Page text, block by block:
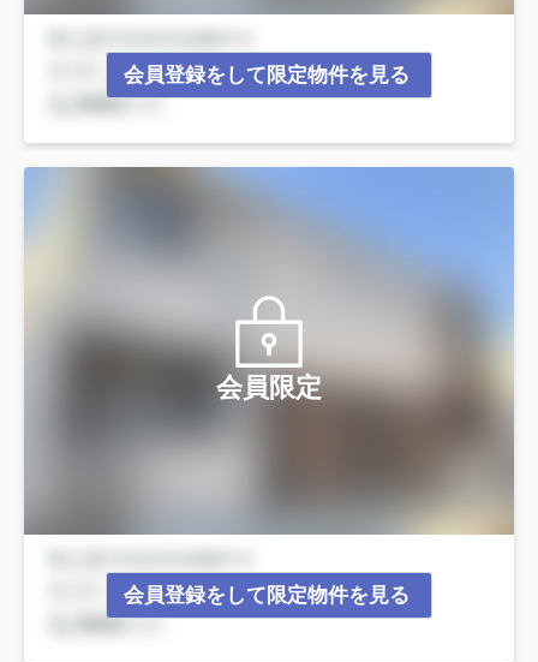
会員登録をして限定物件を見る
会員限定
会員登録をして限定物件を見る